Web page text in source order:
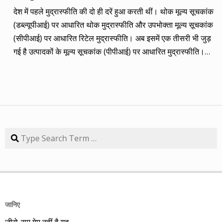
कंपनियां। आप नीचे की सारिणी से देख सकते हैं कि पांच में चार ने अपना
(तीन से पांच साल का) लक्ष्य साल भर में ही पूरा कर लिया है, जबकि एक
कंपनी 84.57 प्रतिशत रिटर्न के साथ लक्ष्य से ज़रा-सा पीछे है। तारीख
कंपनी तब का भाव समय लक्ष्य 30/09/14 का भाव रिटर्न (%) 01/09/13
डॉ. रेड्डीज़ लैब 2292.90 3 साल 2815 3229.60 40.85 08/09/13
संतुलन बनाकर चलते हैं। यह भी बताते हैं कि कहां पर एंट्री करें और आपके
हासिल कर चुका है और यही नहीं, 24 सितंबर 2014 को 3356.60 रुपए
पर 52 हफ्ते का शिखर पकड़ चुका है। एचडीएफसी बैंक भी लक्ष्य हासिल
देश में पहले मुद्रास्फीति की दो ही दरें हुआ करती थीं। थोक मूल्य सूचकांक
(डब्ल्यूपीआई) पर आधारित थोक मुद्रास्फीति और उपभोक्ता मूल्य सूचकांक
(सीपीआई) पर आधारित रिटेल मुद्रास्फीति। अब इसमें एक तीसरी भी जुड़
गई है उत्पादकों के मूल्य सूचकांक (पीपीआई) पर आधारित मुद्रास्फीति।
मुद्रास्फीति जितनी बढ़ती है, उससे ज्यादा कमाई बढ़ जाए तो किसी को
मुद्रास्फीति का 4% बढ़ना भी घर-गृहस्थी की कमर तोड़ देता है। सरकार
कहती है कि उसने तो पिछले बारह सालों में मुद्रास्फीति को काबू में कर रखा
(एफआईटी) फ्रेमवर्क के तहत रिटेल मुद्रास्फीति के लिए 4% को बीच में
तक टूटी नहीं है। यह फ्रेमवर्क हर पांच साल पर बढ़ाया जाता है। अभी इसे
जानिए